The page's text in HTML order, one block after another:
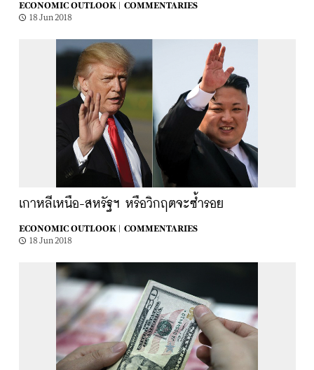
ECONOMIC OUTLOOK |
COMMENTARIES
18 Jun 2018
เกาหลีเหนือ-สหรัฐฯ หรือวิกฤตจะซ้ำรอย
ECONOMIC OUTLOOK |
COMMENTARIES
18 Jun 2018